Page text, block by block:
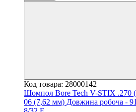
Код товара: 28000142
Шомпол Bore Tech V-STIX .270
06 (7,62 мм) Довжина робоча -